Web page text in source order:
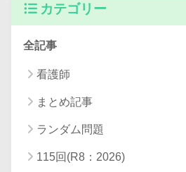
カテゴリー
全記事
看護師
まとめ記事
ランダム問題
115回(R8：2026)